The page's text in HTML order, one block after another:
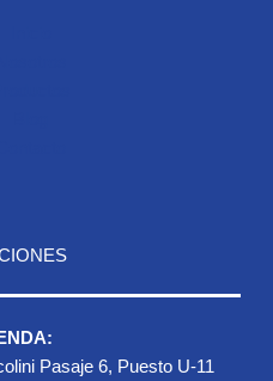
Pasaje 6, Puesto U-11